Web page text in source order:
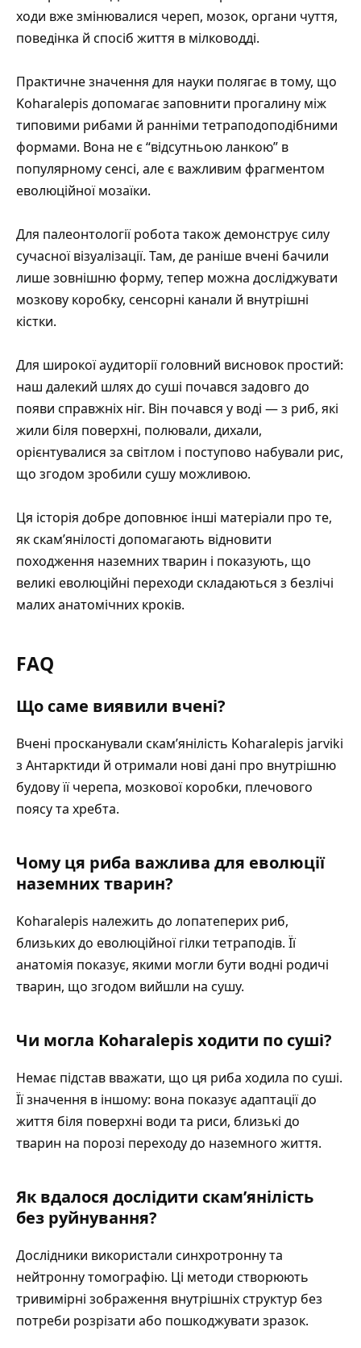
ходи вже змінювалися череп, мозок, органи чуття,
поведінка й спосіб життя в мілководді.
Практичне значення для науки полягає в тому, що
Koharalepis допомагає заповнити прогалину між
типовими рибами й ранніми тетраподоподібними
формами. Вона не є “відсутньою ланкою” в
популярному сенсі, але є важливим фрагментом
еволюційної мозаїки.
Для палеонтології робота також демонструє силу
сучасної візуалізації. Там, де раніше вчені бачили
лише зовнішню форму, тепер можна досліджувати
мозкову коробку, сенсорні канали й внутрішні
кістки.
Для широкої аудиторії головний висновок простий:
наш далекий шлях до суші почався задовго до
появи справжніх ніг. Він почався у воді — з риб, які
жили біля поверхні, полювали, дихали,
орієнтувалися за світлом і поступово набували рис,
що згодом зробили сушу можливою.
Ця історія добре доповнює інші матеріали про те,
якскам’янілості допомагають відновити
походження наземних тварин і показують, що
великі еволюційні переходи складаються з безлічі
малих анатомічних кроків.
FAQ
Що саме виявили вчені?
Вчені просканували скам’янілість Koharalepis jarviki
з Антарктиди й отримали нові дані про внутрішню
будову її черепа, мозкової коробки, плечового
поясу та хребта.
Чому ця риба важлива для еволюції
наземних тварин?
Koharalepis належить до лопатеперих риб,
близьких до еволюційної гілки тетраподів. Її
анатомія показує, якими могли бути водні родичі
тварин, що згодом вийшли на сушу.
Чи могла Koharalepis ходити по суші?
Немає підстав вважати, що ця риба ходила по суші.
Її значення в іншому: вона показує адаптації до
життя біля поверхні води та риси, близькі до
тварин на порозі переходу до наземного життя.
Як вдалося дослідити скам’янілість
без руйнування?
Дослідники використали синхротронну та
нейтронну томографію. Ці методи створюють
тривимірні зображення внутрішніх структур без
потреби розрізати або пошкоджувати зразок.